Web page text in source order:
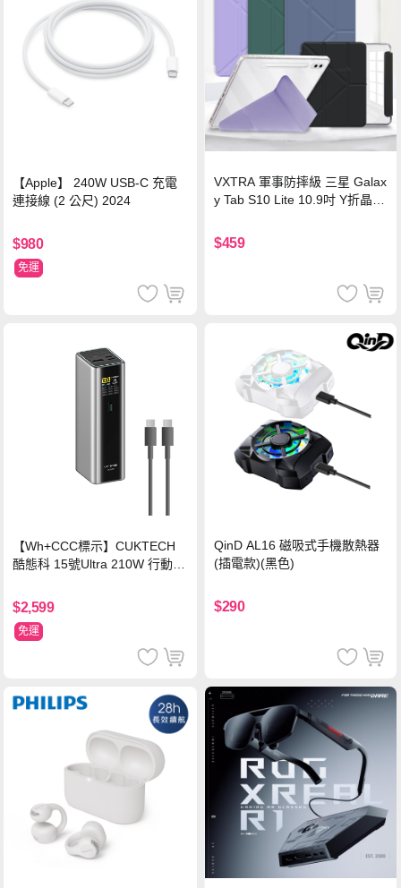
【Apple】 240W USB-C 充電
連接線 (2 公尺) 2024
$980
免運
VXTRA 軍事防摔級 三星 Galax
y Tab S10 Lite 10.9吋 Y折晶透
$459
【Wh+CCC標示】CUKTECH
酷態科 15號Ultra 210W 行動電
$2,599
免運
QinD AL16 磁吸式手機散熱器
(插電款)(黑色)
$290